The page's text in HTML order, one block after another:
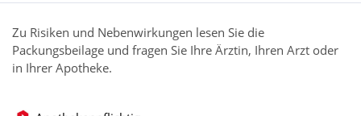
Zu Risiken und Nebenwirkungen lesen Sie die
Packungsbeilage und fragen Sie Ihre Ärztin, Ihren Arzt oder
in Ihrer Apotheke.